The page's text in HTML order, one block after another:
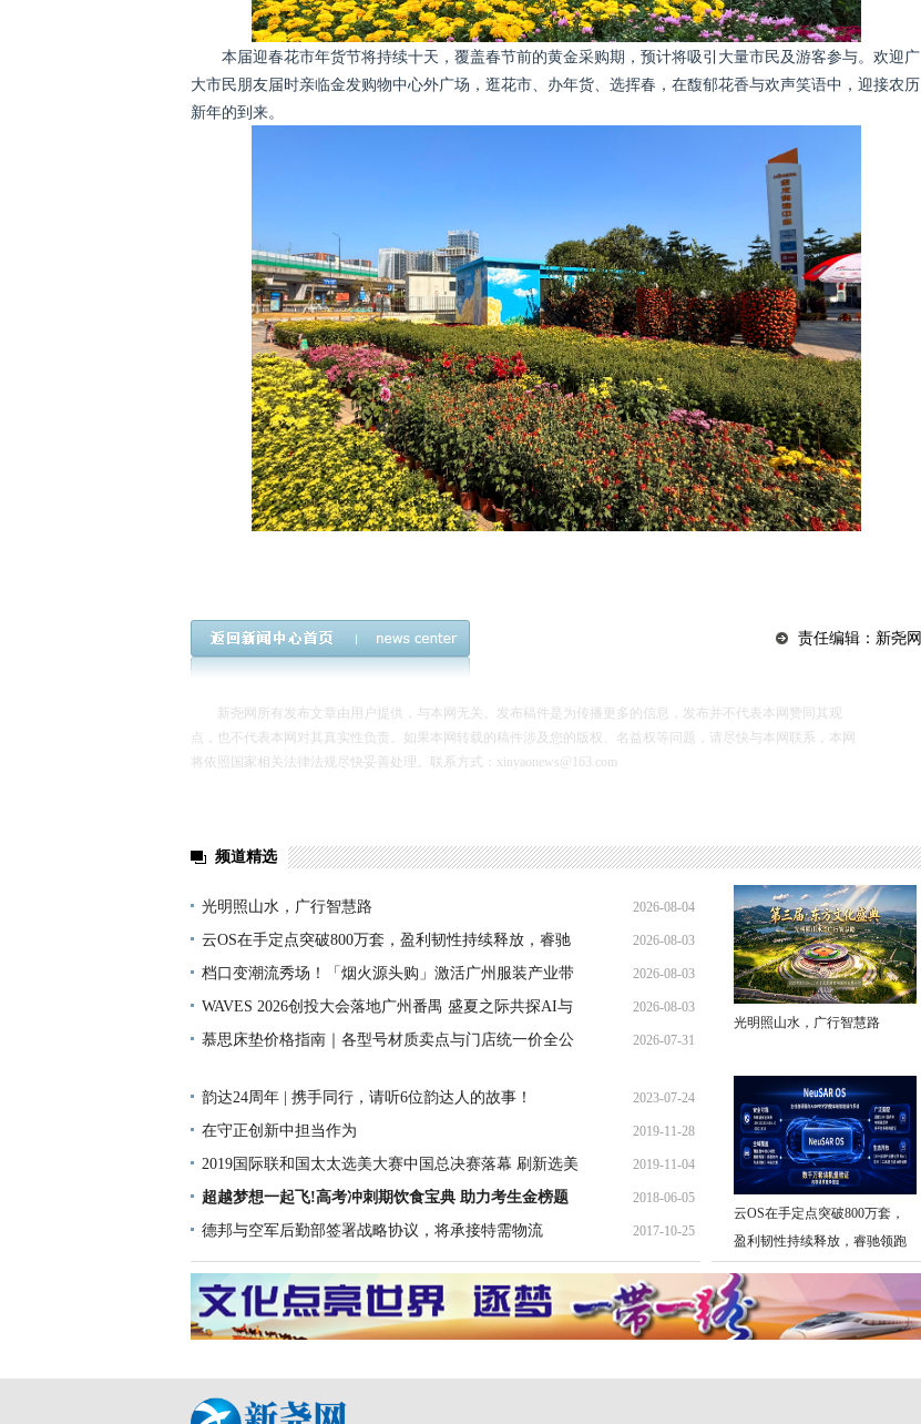
本届迎春花市年货节将持续十天，覆盖春节前的黄金采购期，预计将吸引大量市民及游客参与。欢迎广
大市民朋友届时亲临金发购物中心外广场，逛花市、办年货、选挥春，在馥郁花香与欢声笑语中，迎接农历
新年的到来。
责任编辑：新尧网
新尧网所有发布文章由用户提供，与本网无关。发布稿件是为传播更多的信息，发布并不代表本网赞同其观
点，也不代表本网对其真实性负责。如果本网转载的稿件涉及您的版权、名益权等问题，请尽快与本网联系，本网
将依照国家相关法律法规尽快妥善处理。联系方式：xinyaonews@163.com
频道精选
光明照山水，广行智慧路 2026-08-04
云OS在手定点突破800万套，盈利韧性持续释放，睿驰
领跑智能汽车软件增长新周期
2026-08-03
档口变潮流秀场！「烟火源头购」激活广州服装产业带
消费新势能
2026-08-03
WAVES 2026创投大会落地广州番禺 盛夏之际共探AI与
硬科技新浪潮
2026-08-03
慕思床垫价格指南｜各型号材质卖点与门店统一价全公
2026-07-31
韵达24周年 | 携手同行，请听6位韵达人的故事！ 2023-07-24
在守正创新中担当作为 2019-11-28
2019国际联和国太太选美大赛中国总决赛落幕 刷新选美
新认知
2019-11-04
超越梦想一起飞!高考冲刺期饮食宝典 助力考生金榜题
名！
2018-06-05
德邦与空军后勤部签署战略协议，将承接特需物流 2017-10-25
光明照山水，广行智慧路
云OS在手定点突破800万套，
盈利韧性持续释放，睿驰领跑